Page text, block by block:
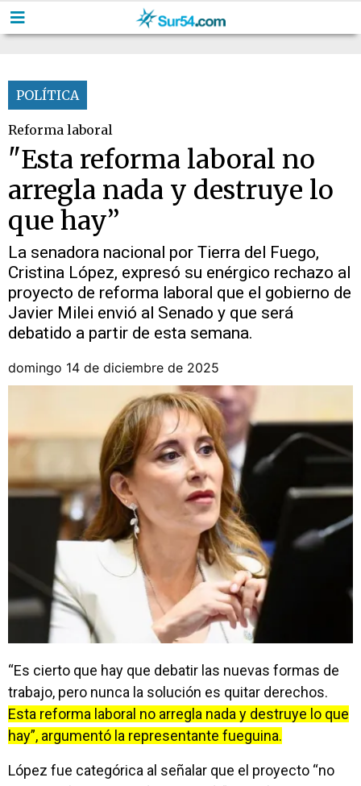
POLÍTICA
Reforma laboral
"Esta reforma laboral no
arregla nada y destruye lo
que hay”
La senadora nacional por Tierra del Fuego,
Cristina López, expresó su enérgico rechazo al
proyecto de reforma laboral que el gobierno de
Javier Milei envió al Senado y que será
debatido a partir de esta semana.
domingo 14 de diciembre de 2025
“Es cierto que hay que debatir las nuevas formas de
trabajo, pero nunca la solución es quitar derechos.
Esta reforma laboral no arregla nada y destruye lo que
hay”, argumentó la representante fueguina.
López fue categórica al señalar que el proyecto “no